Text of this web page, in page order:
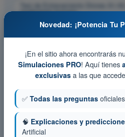
Test de Entrenamiento Drones A1-
rendimiento humano
Examen en PDF Drones A1-A3 -
Novedad: ¡Potencia Tu
¡En el sitio ahora encontrarás
Simulaciones PRO! Aquí tienes
exclusivasa las que
✅ Todas las preguntas
🧠 Explicaciones y
Artificial